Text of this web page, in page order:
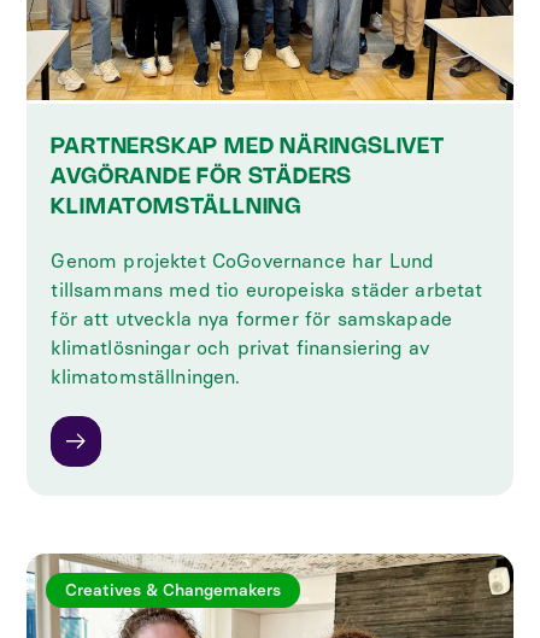
PARTNERSKAP MED NÄRINGSLIVET
AVGÖRANDE FÖR STÄDERS
KLIMATOMSTÄLLNING
Genom projektet CoGovernance har Lund
tillsammans med tio europeiska städer arbetat
för att utveckla nya former för samskapade
klimatlösningar och privat finansiering av
klimatomställningen.
Creatives & Changemakers